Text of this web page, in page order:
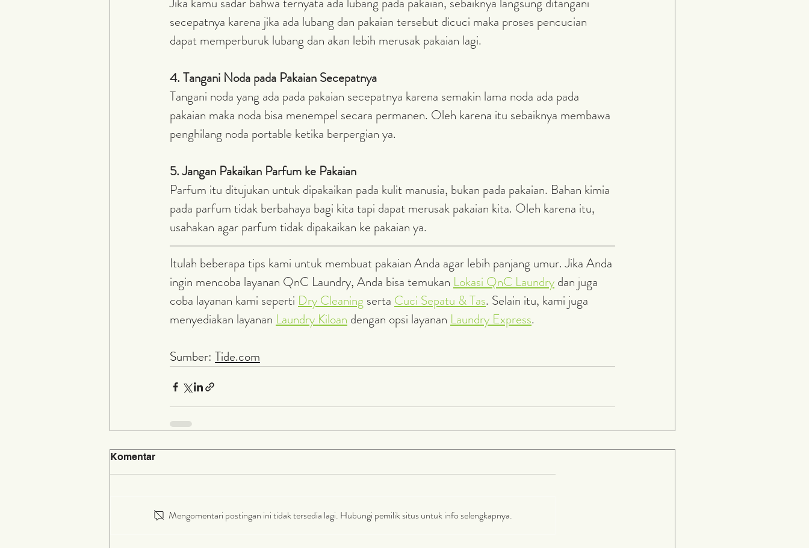
secepatnya karena jika ada lubang dan pakaian tersebut dicuci maka proses pencucian
dapat memperburuk lubang dan akan lebih merusak pakaian lagi.
4. Tangani Noda pada Pakaian Secepatnya
Tangani noda yang ada pada pakaian secepatnya karena semakin lama noda ada pada
pakaian maka noda bisa menempel secara permanen. Oleh karena itu sebaiknya membawa
penghilang noda portable ketika berpergian ya.
5. Jangan Pakaikan Parfum ke Pakaian
Parfum itu ditujukan untuk dipakaikan pada kulit manusia, bukan pada pakaian. Bahan kimia
pada parfum tidak berbahaya bagi kita tapi dapat merusak pakaian kita. Oleh karena itu,
usahakan agar parfum tidak dipakaikan ke pakaian ya.
Itulah beberapa tips kami untuk membuat pakaian Anda agar lebih panjang umur. Jika Anda
ingin mencoba layanan QnC Laundry, Anda bisa temukan Lokasi QnC Laundry dan juga
coba layanan kami seperti Dry Cleaning serta Cuci Sepatu & Tas. Selain itu, kami juga
menyediakan layanan Laundry Kiloan dengan opsi layanan Laundry Express.
Sumber: Tide.com
Komentar
Mengomentari postingan ini tidak tersedia lagi. Hubungi pemilik situs untuk info selengkapnya.